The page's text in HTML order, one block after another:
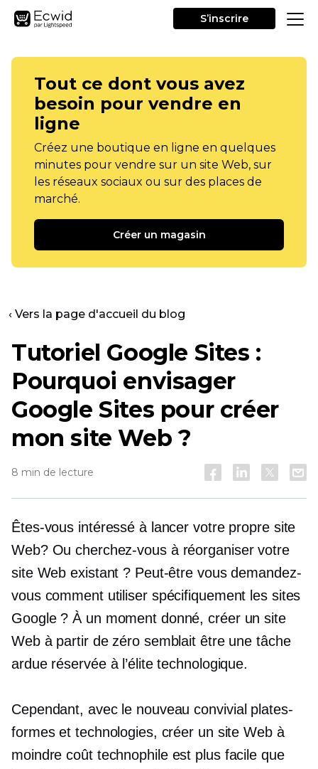
S’inscrire
Tout ce dont vous avez
besoin pour vendre en
ligne
Créez une boutique en ligne en quelques
minutes pour vendre sur un site Web, sur
les réseaux sociaux ou sur des places de
marché.
Créer un magasin
‹ Vers la page d'accueil du blog
Tutoriel Google Sites :
Pourquoi envisager
Google Sites pour créer
mon site Web ?
8 min de lecture
Êtes-vous intéressé à lancer votre propre site
Web? Ou cherchez-vous à réorganiser votre
site Web existant ? Peut-être vous demandez-
vous comment utiliser spécifiquement les sites
Google ? À un moment donné, créer un site
Web à partir de zéro semblait être une tâche
ardue réservée à l’élite technologique.
Cependant, avec le nouveauconvivial plates-
formes et technologies, créer un site Web à
moindre coût technophileest plus facile que